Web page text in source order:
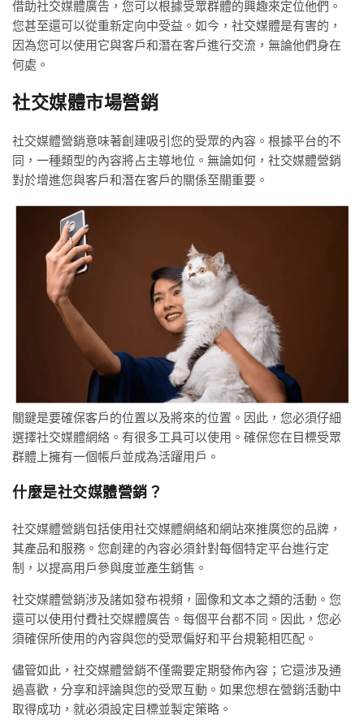
借助社交媒體廣告，您可以根據受眾群體的興趣來定位他們。
您甚至還可以從重新定向中受益。如今，社交媒體是有害的，
因為您可以使用它與客戶和潛在客戶進行交流，無論他們身在
何處。
社交媒體市場營銷
社交媒體營銷意味著創建吸引您的受眾的內容。根據平台的不
同，一種類型的內容將占主導地位。無論如何，社交媒體營銷
對於增進您與客戶和潛在客戶的關係至關重要。
關鍵是要確保客戶的位置以及將來的位置。因此，您必須仔細
選擇社交媒體網絡。有很多工具可以使用。確保您在目標受眾
群體上擁有一個帳戶並成為活躍用戶。
什麼是社交媒體營銷？
社交媒體營銷包括使用社交媒體網絡和網站來推廣您的品牌，
其產品和服務。您創建的內容必須針對每個特定平台進行定
制，以提高用戶參與度並產生銷售。
社交媒體營銷涉及諸如發布視頻，圖像和文本之類的活動。您
還可以使用付費社交媒體廣告。每個平台都不同。因此，您必
須確保所使用的內容與您的受眾偏好和平台規範相匹配。
儘管如此，社交媒體營銷不僅需要定期發佈內容；它還涉及通
過喜歡，分享和評論與您的受眾互動。如果您想在營銷活動中
取得成功，就必須設定目標並製定策略。